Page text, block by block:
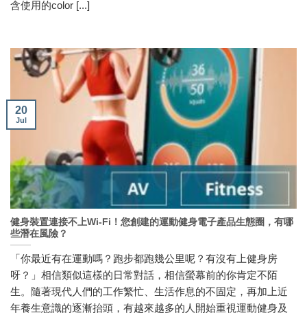
含使用的color [...]
健身裝置連接不上Wi-Fi！您創建的運動健身電子產品生態圈，有哪
些潛在風險？
「你最近有在運動嗎？跑步都跑幾公里呢？有沒有上健身房
呀？」相信類似這樣的日常對話，相信螢幕前的你肯定不陌
生。隨著現代人們的工作繁忙、生活作息的不固定，再加上近
年養生意識的逐漸抬頭，有越來越多的人開始重視運動健身及
20
Jul